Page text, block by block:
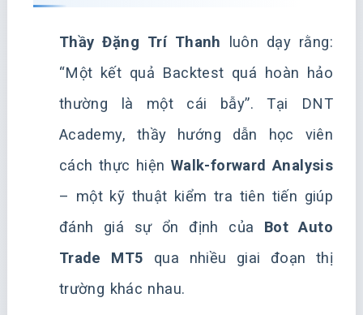
Thầy Đặng Trí Thanh luôn dạy rằng:
“Một kết quả Backtest quá hoàn hảo
thường là một cái bẫy”. Tại DNT
Academy, thầy hướng dẫn học viên
cách thực hiện Walk-forward Analysis
– một kỹ thuật kiểm tra tiên tiến giúp
đánh giá sự ổn định của Bot Auto
Trade MT5 qua nhiều giai đoạn thị
trường khác nhau.